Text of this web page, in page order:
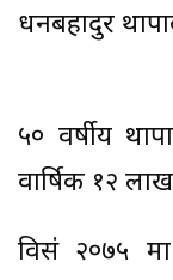
धनबहादुर
५० वर्षीय
वार्षिक १२
विसं २०७५